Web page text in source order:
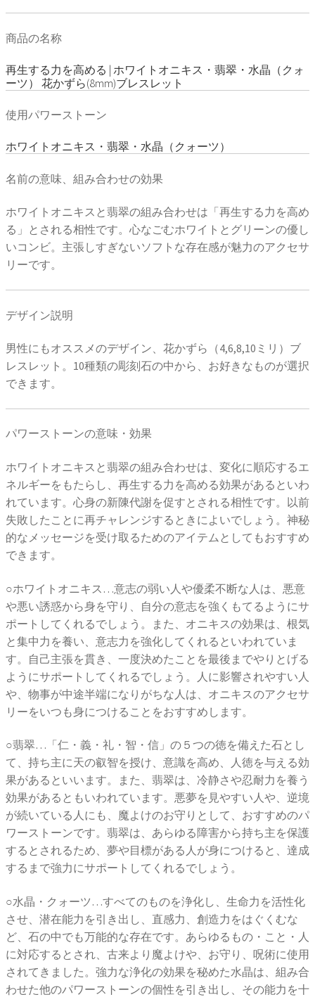
商品の名称
再生する力を高める | ホワイトオニキス・翡翠・水晶（クォ
ーツ） 花かずら(8mm)ブレスレット
使用パワーストーン
ホワイトオニキス・翡翠・水晶（クォーツ）
名前の意味、組み合わせの効果
ホワイトオニキスと翡翠の組み合わせは「再生する力を高め
る」とされる相性です。心なごむホワイトとグリーンの優し
いコンビ。主張しすぎないソフトな存在感が魅力のアクセサ
リーです。
デザイン説明
男性にもオススメのデザイン、花かずら（4,6,8,10ミリ）ブ
レスレット。10種類の彫刻石の中から、お好きなものが選択
できます。
パワーストーンの意味・効果
ホワイトオニキスと翡翠の組み合わせは、変化に順応するエ
ネルギーをもたらし、再生する力を高める効果があるといわ
れています。心身の新陳代謝を促すとされる相性です。以前
失敗したことに再チャレンジするときによいでしょう。神秘
的なメッセージを受け取るためのアイテムとしてもおすすめ
できます。
○ホワイトオニキス…意志の弱い人や優柔不断な人は、悪意
や悪い誘惑から身を守り、自分の意志を強くもてるようにサ
ポートしてくれるでしょう。また、オニキスの効果は、根気
と集中力を養い、意志力を強化してくれるといわれていま
す。自己主張を貫き、一度決めたことを最後までやりとげる
ようにサポートしてくれるでしょう。人に影響されやすい人
や、物事が中途半端になりがちな人は、オニキスのアクセサ
リーをいつも身につけることをおすすめします。
○翡翠…「仁・義・礼・智・信」の５つの徳を備えた石とし
て、持ち主に天の叡智を授け、意識を高め、人徳を与える効
果があるといいます。また、翡翠は、冷静さや忍耐力を養う
効果があるともいわれています。悪夢を見やすい人や、逆境
が続いている人にも、魔よけのお守りとして、おすすめのパ
ワーストーンです。翡翠は、あらゆる障害から持ち主を保護
するとされるため、夢や目標がある人が身につけると、達成
するまで強力にサポートしてくれるでしょう。
○水晶・クォーツ…すべてのものを浄化し、生命力を活性化
させ、潜在能力を引き出し、直感力、創造力をはぐくむな
ど、石の中でも万能的な存在です。あらゆるもの・こと・人
に対応するとされ、古来より魔よけや、お守り、呪術に使用
されてきました。強力な浄化の効果を秘めた水晶は、組み合
わせた他のパワーストーンの個性を引き出し、その能力を十